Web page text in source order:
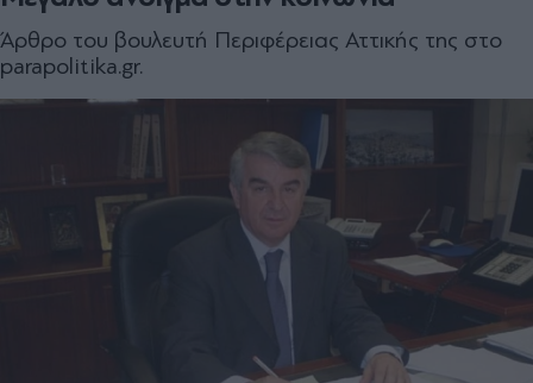
Άρθρο του βουλευτή Περιφέρειας Αττικής της στο
parapolitika.gr.